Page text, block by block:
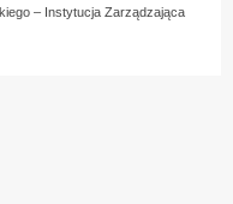
– Instytucja Zarządzająca